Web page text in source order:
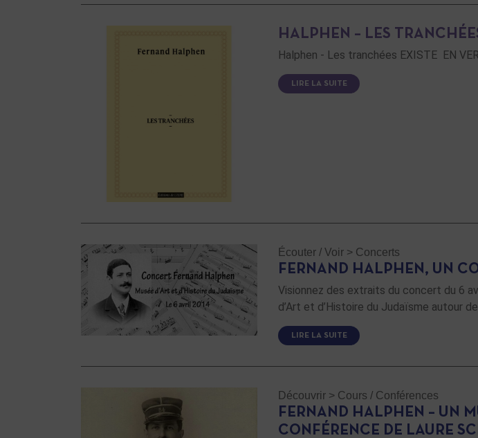
HALPHEN – LES
Halphen - Les tranchées EXISTE EN
LIRE LA SUITE
Écouter / Voir > Concerts
FERNAND HALPHEN, UN
Visionnez des extraits du concert du 6
d’Art et d’Histoire du Judaïsme autour
LIRE LA SUITE
Découvrir > Cours / Conférences
FERNAND HALPHEN – UN
CONFÉRENCE DE LAURE